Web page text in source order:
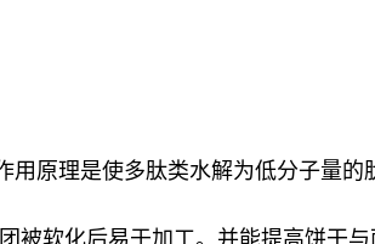
用原理是使多肽类水解为低分子量的
被软化后易于加工。并能提高饼干